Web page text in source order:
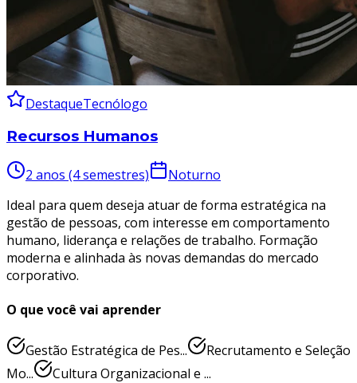
DestaqueTecnólogo
Recursos Humanos
2 anos (4 semestres)
Noturno
Ideal para quem deseja atuar de forma estratégica na
gestão de pessoas, com interesse em comportamento
humano, liderança e relações de trabalho. Formação
moderna e alinhada às novas demandas do mercado
corporativo.
O que você vai aprender
Gestão Estratégica de Pes...
Recrutamento e Seleção
Mo...
Cultura Organizacional e ...